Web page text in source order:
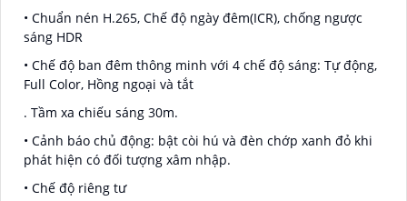
• Chuẩn nén H.265, Chế độ ngày đêm(ICR), chống ngược
sáng HDR
• Chế độ ban đêm thông minh với 4 chế độ sáng: Tự động,
Full Color, Hồng ngoại và tắt
. Tầm xa chiếu sáng 30m.
• Cảnh báo chủ động: bật còi hú và đèn chớp xanh đỏ khi
phát hiện có đối tượng xâm nhập.
• Chế độ riêng tư